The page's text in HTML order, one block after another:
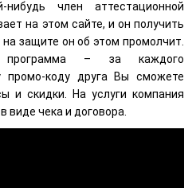
нибудь член аттестационной
на этом сайте, и он получить
защите он об этом промолчит.
программа – за каждого
промо-коду друга Вы сможете
и скидки. На услуги компания
виде чека и договора.